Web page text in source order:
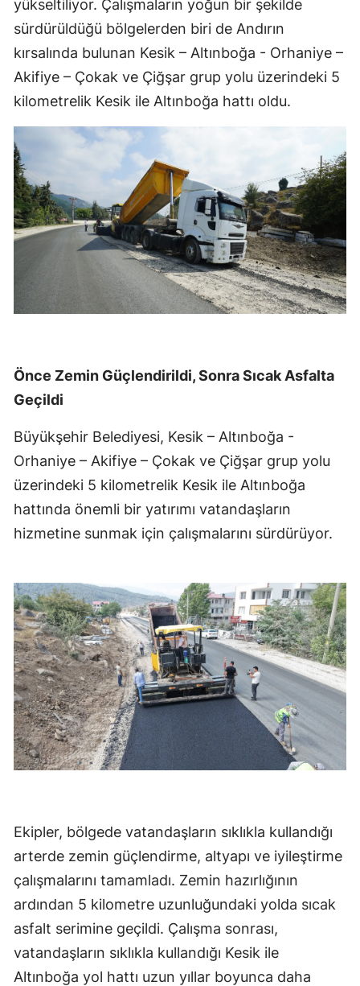
yükseltiliyor. Çalışmaların yoğun bir şekilde
sürdürüldüğü bölgelerden biri de Andırın
kırsalında bulunan Kesik – Altınboğa - Orhaniye –
Akifiye – Çokak ve Çiğşar grup yolu üzerindeki 5
kilometrelik Kesik ile Altınboğa hattı oldu.
Önce Zemin Güçlendirildi, Sonra Sıcak Asfalta
Geçildi
Büyükşehir Belediyesi, Kesik – Altınboğa -
Orhaniye – Akifiye – Çokak ve Çiğşar grup yolu
üzerindeki 5 kilometrelik Kesik ile Altınboğa
hattında önemli bir yatırımı vatandaşların
hizmetine sunmak için çalışmalarını sürdürüyor.
Ekipler, bölgede vatandaşların sıklıkla kullandığı
arterde zemin güçlendirme, altyapı ve iyileştirme
çalışmalarını tamamladı. Zemin hazırlığının
ardından 5 kilometre uzunluğundaki yolda sıcak
asfalt serimine geçildi. Çalışma sonrası,
vatandaşların sıklıkla kullandığı Kesik ile
Altınboğa yol hattı uzun yıllar boyunca daha